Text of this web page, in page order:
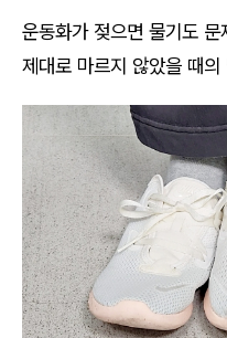
운동화가 젖으면 물기도 문
제대로 마르지 않았을 때